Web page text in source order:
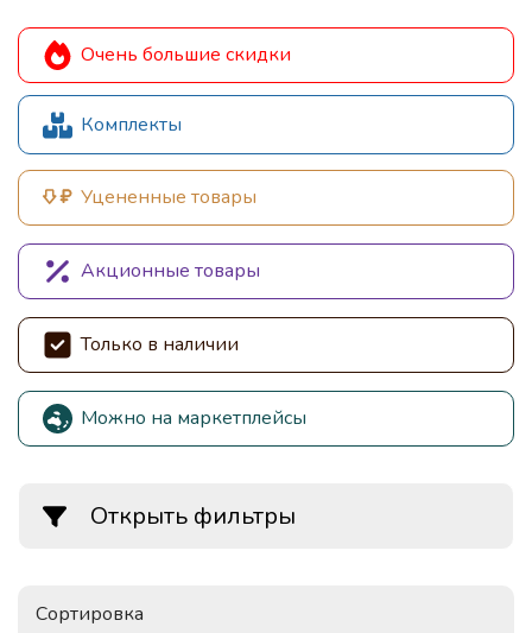
Очень большие скидки
Комплекты
Уцененные товары
Акционные товары
Только в наличии
Можно на маркетплейсы
Открыть фильтры
Сортировка